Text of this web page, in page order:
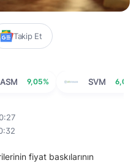
Takip Et
ASM 9,05% SVM 6,02%
fiyat baskılarının